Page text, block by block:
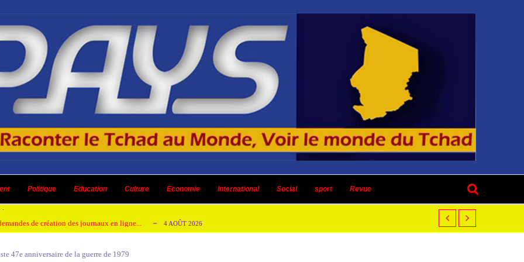
Politique Education Culture Economie International Social sport Revue
AOÛT 2026
honorer son ancien leader 2 AOÛT 2026
de création des journaux en ligne... 4 AOÛT 2026
un dividende ni une quelconque plus-...
47e anniversaire de la guerre de 1979